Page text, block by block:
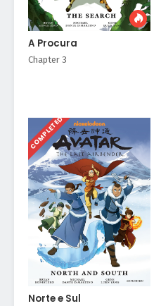
A Procura
Chapter 3
COMPLETED
Norte e Sul